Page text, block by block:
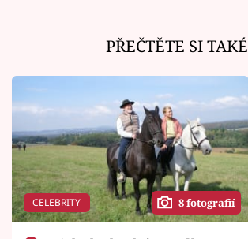
PŘEČTĚTE SI TAKÉ
CELEBRITY 8 fotografií